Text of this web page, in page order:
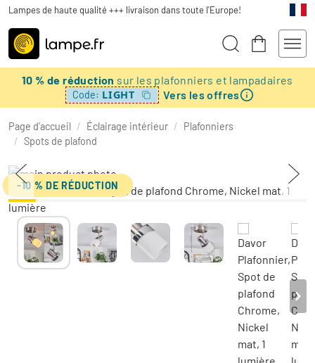
Lampes de haute qualité +++ livraison dans toute l'Europe!
10 % de réduction sur les plafonniers et lampadaires
Code: LIGHT Vers les offres
Page d’accueil / Éclairage intérieur / Plafonniers
/ Spots de plafond
-10 % DE RÉDUCTION